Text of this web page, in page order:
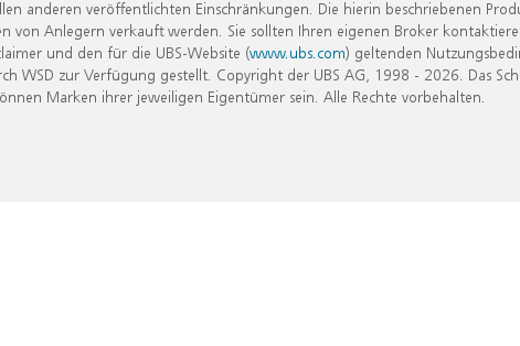
anderen veröffentlichten Einschränkungen. Die hierin beschriebenen
Anlegern verkauft werden. Sie sollten Ihren eigenen Broker
und den für die UBS-Website (www.ubs.com) geltenden
zur Verfügung gestellt. Copyright der UBS AG, 1998 - 2026. Das
Marken ihrer jeweiligen Eigentümer sein. Alle Rechte vorbehalten.